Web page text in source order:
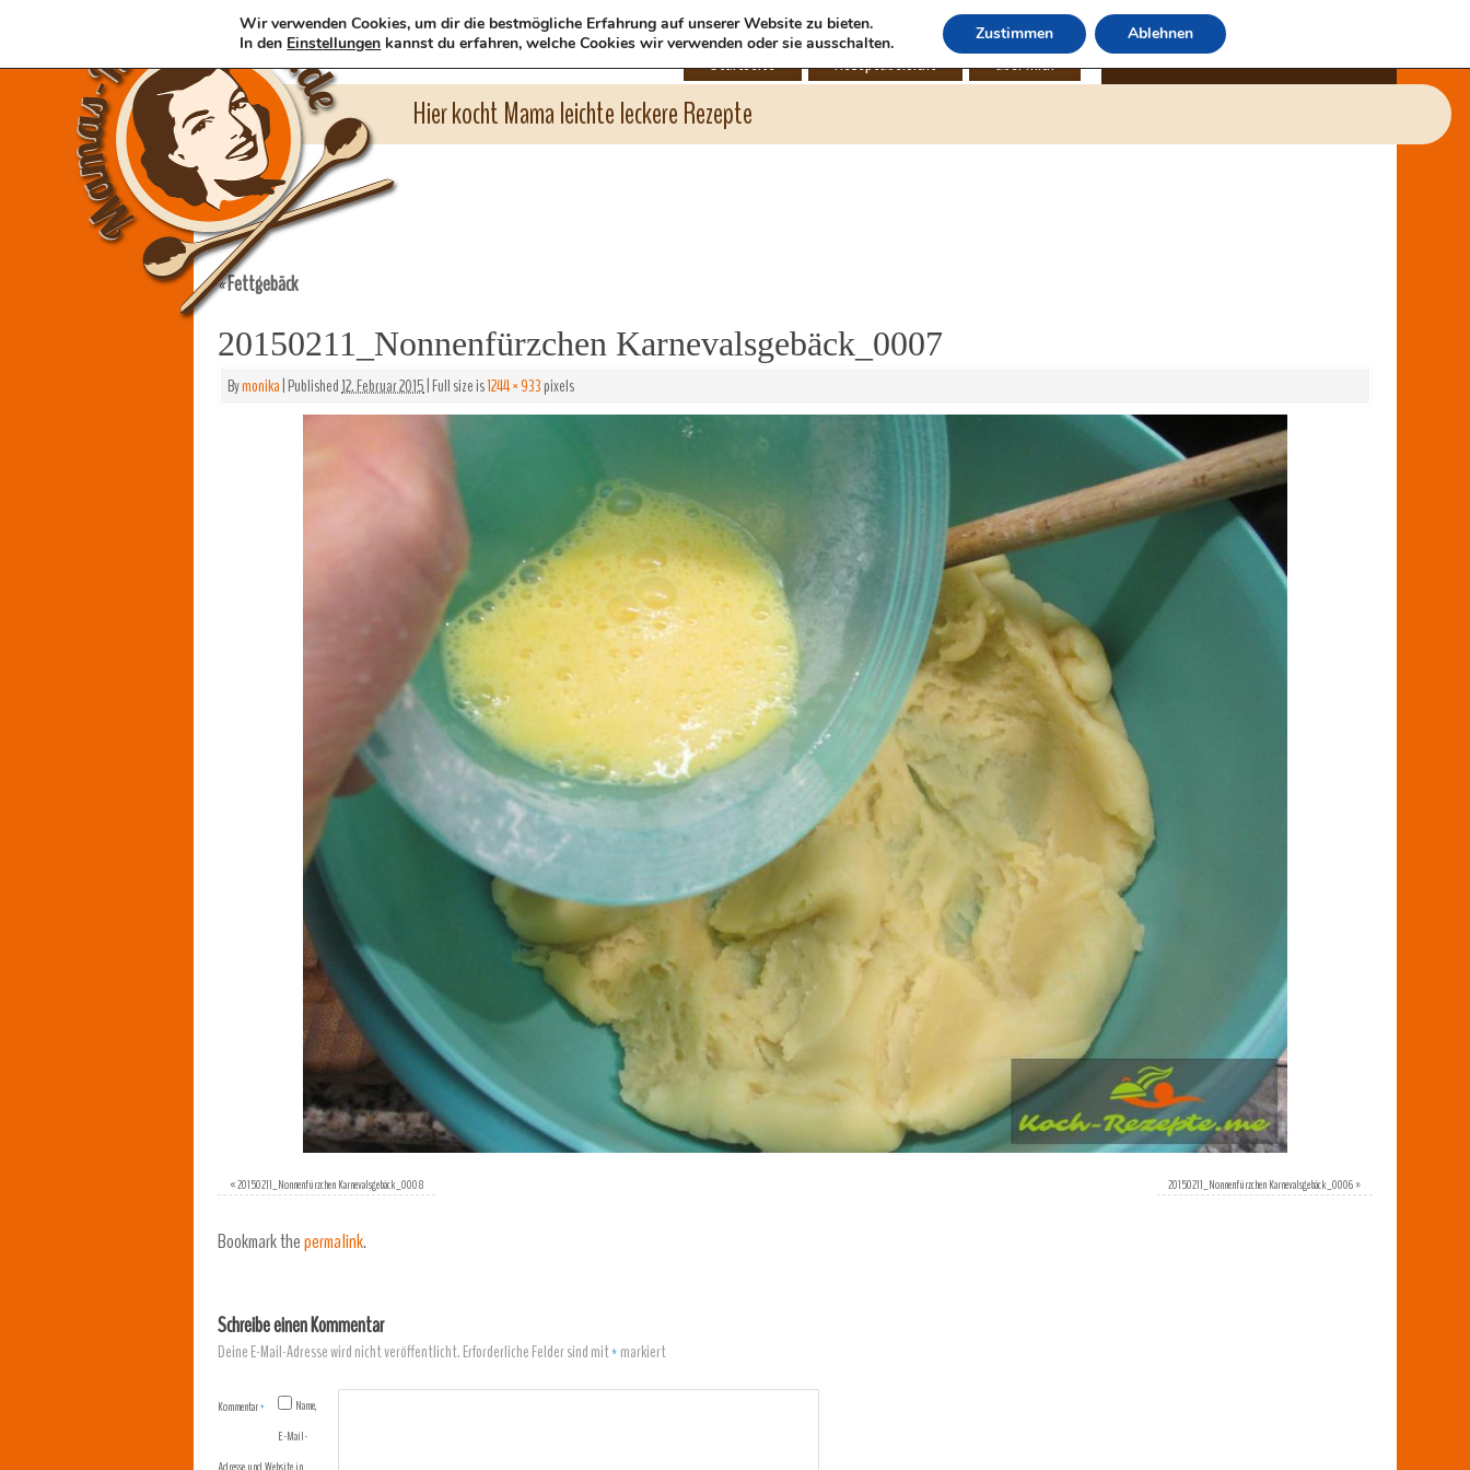
Hier kocht Mama leichte leckere Rezepte
Startseite Rezeptübersicht über mich
«Fettgebäck
20150211_Nonnenfürzchen Karnevalsgebäck_0007
Bymonika|Published12. Februar 2015|Full size is1244 × 933pixels
«20150211_Nonnenfürzchen Karnevalsgebäck_0008 20150211_Nonnenfürzchen Karnevalsgebäck_0006»
Bookmark thepermalink.
Schreibe einen Kommentar
Deine E-Mail-Adresse wird nicht veröffentlicht.Erforderliche Felder sind mit*markiert
Kommentar*
Name,
E-Mail-
Wir verwenden Cookies, um dir die bestmögliche Erfahrung auf unserer Website zu bieten.
In den Einstellungen kannst du erfahren, welche Cookies wir verwenden oder sie ausschalten. Zustimmen Ablehnen